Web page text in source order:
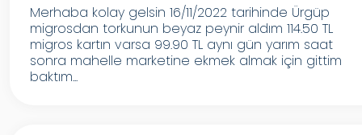
Merhaba kolay gelsin 16/11/2022 tarihinde Ürgüp
migrosdan torkunun beyaz peynir aldım 114.50 TL
migros kartın varsa 99.90 TL aynı gün yarım saat
sonra mahelle marketine ekmek almak için gittim
baktım...